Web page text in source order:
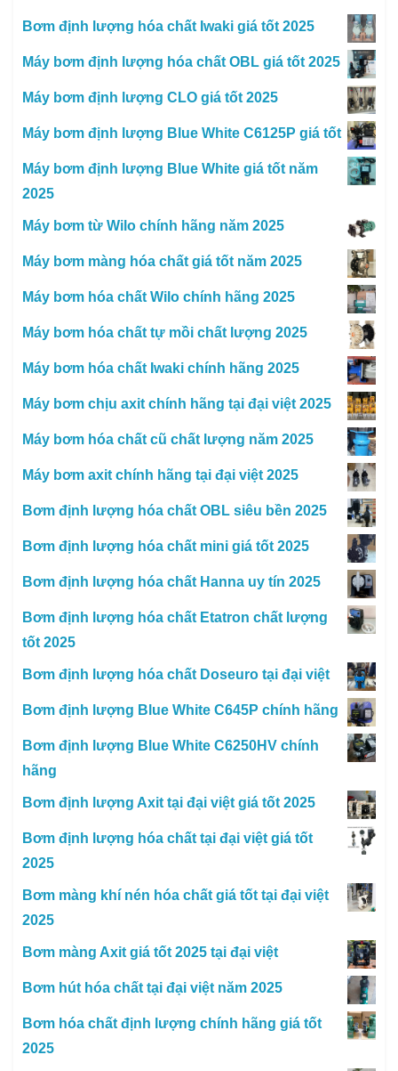
Bơm định lượng hóa chất Iwaki giá tốt 2025
Máy bơm định lượng hóa chất OBL giá tốt 2025
Máy bơm định lượng CLO giá tốt 2025
Máy bơm định lượng Blue White C6125P giá tốt
Máy bơm định lượng Blue White giá tốt năm
2025
Máy bơm từ Wilo chính hãng năm 2025
Máy bơm màng hóa chất giá tốt năm 2025
Máy bơm hóa chất Wilo chính hãng 2025
Máy bơm hóa chất tự mồi chất lượng 2025
Máy bơm hóa chất Iwaki chính hãng 2025
Máy bơm chịu axit chính hãng tại đại việt 2025
Máy bơm hóa chất cũ chất lượng năm 2025
Máy bơm axit chính hãng tại đại việt 2025
Bơm định lượng hóa chất OBL siêu bền 2025
Bơm định lượng hóa chất mini giá tốt 2025
Bơm định lượng hóa chất Hanna uy tín 2025
Bơm định lượng hóa chất Etatron chất lượng
tốt 2025
Bơm định lượng hóa chất Doseuro tại đại việt
Bơm định lượng Blue White C645P chính hãng
Bơm định lượng Blue White C6250HV chính
hãng
Bơm định lượng Axit tại đại việt giá tốt 2025
Bơm định lượng hóa chất tại đại việt giá tốt
2025
Bơm màng khí nén hóa chất giá tốt tại đại việt
2025
Bơm màng Axit giá tốt 2025 tại đại việt
Bơm hút hóa chất tại đại việt năm 2025
Bơm hóa chất định lượng chính hãng giá tốt
2025